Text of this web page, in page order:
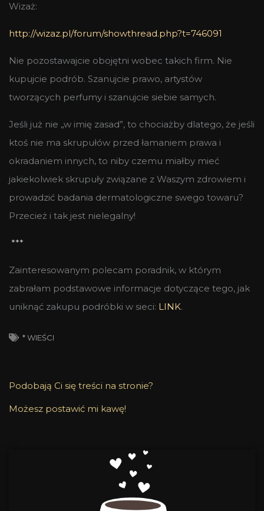
Wizaż:
http://wizaz.pl/forum/showthread.php?t=746091
Nie pozostawajcie obojętni wobec takich firm. Nie
kupujcie podrób. Szanujcie prawo, artystów
tworzących perfumy i szanujcie siebie samych.
Jeśli już nie „w imię zasad”, to chociażby dlatego, że jeśli
ktoś nie ma skrupułów przed łamaniem prawa i
okradaniem innych, to niby czemu miałby mieć
jakiekolwiek skrupuły związane z Waszym zdrowiem i
prowadzić badania dermatologiczne swego towaru?
Przecież i tak jest nielegalny!
***
Zainteresowanym polecam poradnik, w którym
zabrałam podstawowe informacje dotyczące tego, jak
uniknąć zakupu podróbki w sieci: LINK.
* WIEŚCI
Podobają Ci się treści na stronie?
Możesz postawić mi kawę!